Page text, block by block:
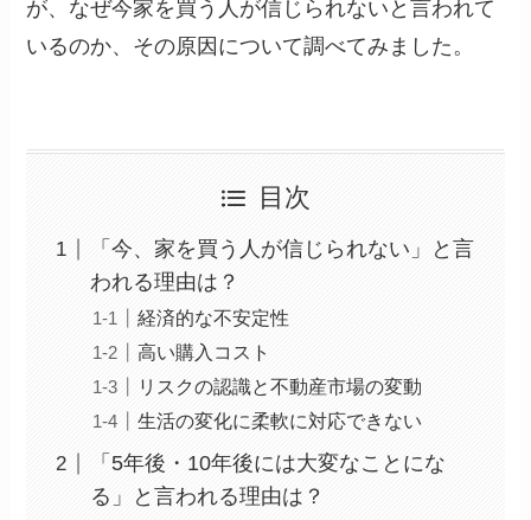
が、なぜ今家を買う人が信じられないと言われて
いるのか、その原因について調べてみました。
目次
「今、家を買う人が信じられない」と言
われる理由は？
経済的な不安定性
高い購入コスト
リスクの認識と不動産市場の変動
生活の変化に柔軟に対応できない
「5年後・10年後には大変なことにな
る」と言われる理由は？